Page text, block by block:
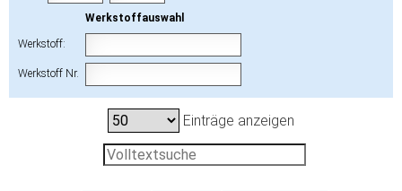
Werkstoffauswahl
Werkstoff:
Werkstoff Nr.
Einträge anzeigen